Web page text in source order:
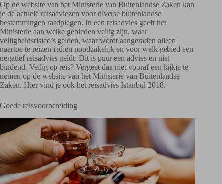
Op de website van het Ministerie van Buitenlandse Zaken kan
je de actuele reisadviezen voor diverse buitenlandse
bestemmingen raadplegen. In een reisadvies geeft het
Ministerie aan welke gebieden veilig zijn, waar
veiligheidsrisico’s gelden, waar wordt aangeraden alleen
naartoe te reizen indien noodzakelijk en voor welk gebied een
negatief reisadvies geldt. Dit is puur een advies en niet
bindend. Veilig op reis? Vergeet dan niet vooraf een kijkje te
nemen op de website van het Ministerie van Buitenlandse
Zaken. Hier vind je ook het reisadvies Istanbul 2018.
Goede reisvoorbereiding